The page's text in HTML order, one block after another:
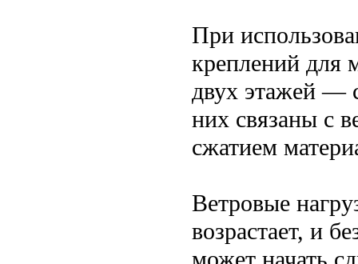
При
креплений для
двух этажей —
них связаны с
сжатием
Ветровые
возрастает, и